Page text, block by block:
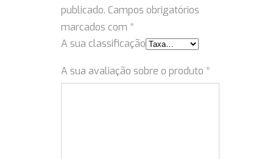
publicado. Campos obrigatórios
marcados com *
A sua classificação
A sua avaliação sobre o produto *